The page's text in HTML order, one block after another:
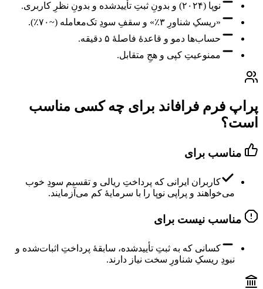
نوپا (۲۰۲۴) و بدونِ ثبتِ تأییدشده و بدونِ نظرِ کاربری.
«ریسکِ شناورِ ۳٪» و سقفِ سودِ تک‌معامله (~۷۰٪).
حساب‌ها دمو و قاعدهٔ فاصلهٔ ۵ دقیقه.
ممنوعیتِ کپی و هجِ متقابل.
پراپ فرم فرافاند برای چه کسی مناسب
است؟
مناسب برای
کاربران ایرانی که پرداختِ ریالی و تقسیم سودِ خوب
می‌خواهند و پراپی نوپا را با سرمایهٔ کم می‌آزمایند.
مناسب نیست برای
کسانی که به ثبتِ تأییدشده، سابقهٔ پرداختِ اثبات‌شده و
نبودِ ریسکِ شناورِ سخت نیاز دارند.